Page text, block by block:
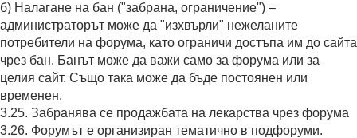
б) Налагане на бан ("забрана, ограничение") –
администраторът може да "изхвърли" нежеланите
потребители на форума, като ограничи достъпа им до сайта
чрез бан. Банът може да важи само за форума или за
целия сайт. Също така може да бъде постоянен или
временен.
3.25. Забранява се продажбата на лекарства чрез форума
3.26. Форумът е организиран тематично в подфоруми.